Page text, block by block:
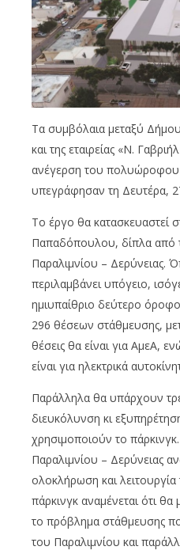
Τα συμβόλαια μεταξύ
και της εταιρείας «Ν.
ανέγερση του
υπεγράφησαν τη Δευτέρα,
Το έργο θα κατασκευαστεί
Παπαδόπουλου, δίπλα από
Παραλιμνίου – Δερύνειας.
περιλαμβάνει υπόγειο,
ημιυπαίθριο δεύτερο
296 θέσεων στάθμευσης,
θέσεις θα είναι για ΑμεΑ,
είναι για ηλεκτρικά
Παράλληλα θα υπάρχουν
διευκόλυνση κι
χρησιμοποιούν το
Παραλιμνίου – Δερύνειας
ολοκλήρωση και
πάρκινγκ αναμένεται ότι
το πρόβλημα στάθμευσης
του Παραλιμνίου και